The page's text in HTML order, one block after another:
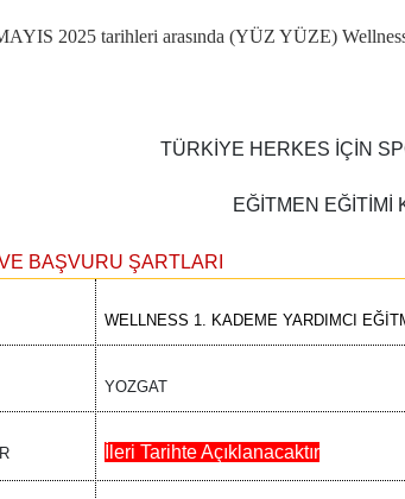
2025 tarihleri arasında (YÜZ YÜZE)
TÜRKİYE HERKES İÇİN
EĞİTMEN EĞİTİMİ
BAŞVURU ŞARTLARI
WELLNESS 1. KADEME YARDIMCI
YOZGAT
İleri Tarihte Açıklanacaktır